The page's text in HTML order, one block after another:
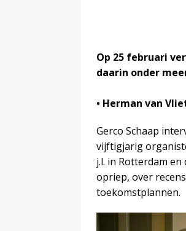
Op 25 februari
daarin onder
• Herman van
Gerco Schaap
vijftigjarig
j.l. in Rotterdam
opriep, over
toekomstplannen.